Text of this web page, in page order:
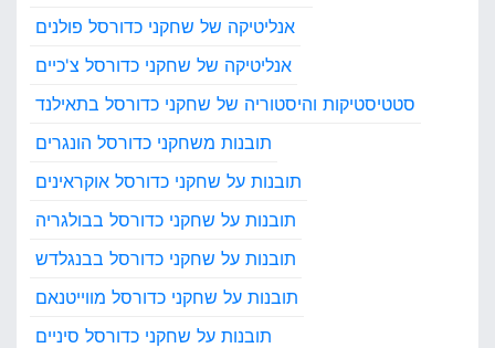
אנליטיקה של שחקני כדורסל פולנים
אנליטיקה של שחקני כדורסל צ'כיים
סטטיסטיקות והיסטוריה של שחקני כדורסל בתאילנד
תובנות משחקני כדורסל הונגרים
תובנות על שחקני כדורסל אוקראינים
תובנות על שחקני כדורסל בבולגריה
תובנות על שחקני כדורסל בבנגלדש
תובנות על שחקני כדורסל מווייטנאם
תובנות על שחקני כדורסל סיניים